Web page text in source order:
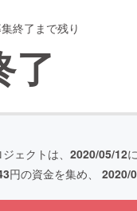
終了まで残り
了
ェクトは、 2020/05/12
円の資金を集め、 2020/